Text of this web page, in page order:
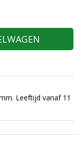
Leeftijd vanaf 11